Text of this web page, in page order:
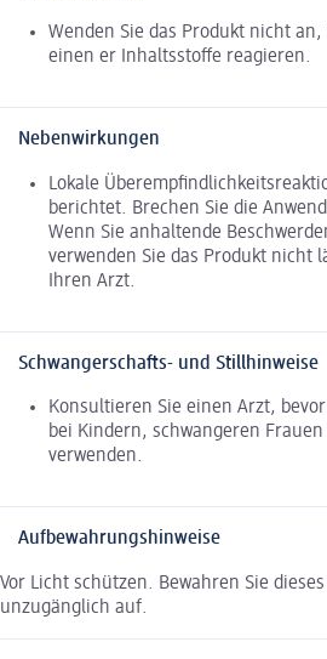
Wenden Sie das Produkt nicht
einen er Inhaltsstoffe reagieren.
Nebenwirkungen
Lokale
berichtet. Brechen Sie die
Wenn Sie anhaltende
verwenden Sie das Produkt nicht
Ihren Arzt.
Schwangerschafts- und Stillhinweise
Konsultieren Sie einen Arzt,
bei Kindern, schwangeren
verwenden.
Aufbewahrungshinweise
Vor Licht schützen. Bewahren Sie
unzugänglich auf.